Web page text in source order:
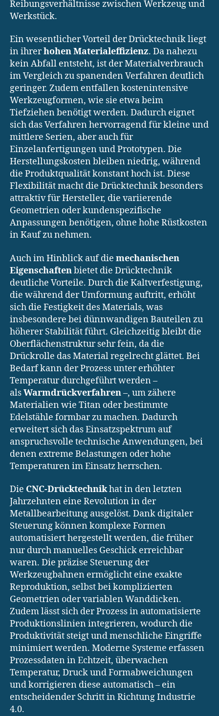
Reibungsverhältnisse zwischen Werkzeug und
Werkstück.
Ein wesentlicher Vorteil der Drücktechnik liegt
in ihrerhohen Materialeffizienz. Da nahezu
kein Abfall entsteht, ist der Materialverbrauch
im Vergleich zu spanenden Verfahren deutlich
geringer. Zudem entfallen kostenintensive
Werkzeugformen, wie sie etwa beim
Tiefziehen benötigt werden. Dadurch eignet
sich das Verfahren hervorragend für kleine und
mittlere Serien, aber auch für
Einzelanfertigungen und Prototypen. Die
Herstellungskosten bleiben niedrig, während
die Produktqualität konstant hoch ist. Diese
Flexibilität macht die Drücktechnik besonders
attraktiv für Hersteller, die variierende
Geometrien oder kundenspezifische
Anpassungen benötigen, ohne hohe Rüstkosten
in Kauf zu nehmen.
Auch im Hinblick auf die mechanischen
Eigenschaftenbietet die Drücktechnik
deutliche Vorteile. Durch die Kaltverfestigung,
die während der Umformung auftritt, erhöht
sich die Festigkeit des Materials, was
insbesondere bei dünnwandigen Bauteilen zu
höherer Stabilität führt. Gleichzeitig bleibt die
Oberflächenstruktur sehr fein, da die
Drückrolle das Material regelrecht glättet. Bei
Bedarf kann der Prozess unter erhöhter
Temperatur durchgeführt werden –
alsWarmdrückverfahren–, um zähere
Materialien wie Titan oder bestimmte
Edelstähle formbar zu machen. Dadurch
erweitert sich das Einsatzspektrum auf
anspruchsvolle technische Anwendungen, bei
denen extreme Belastungen oder hohe
Temperaturen im Einsatz herrschen.
Die CNC-Drücktechnikhat in den letzten
Jahrzehnten eine Revolution in der
Metallbearbeitung ausgelöst. Dank digitaler
Steuerung können komplexe Formen
automatisiert hergestellt werden, die früher
nur durch manuelles Geschick erreichbar
waren. Die präzise Steuerung der
Werkzeugbahnen ermöglicht eine exakte
Reproduktion, selbst bei komplizierten
Geometrien oder variablen Wanddicken.
Zudem lässt sich der Prozess in automatisierte
Produktionslinien integrieren, wodurch die
Produktivität steigt und menschliche Eingriffe
minimiert werden. Moderne Systeme erfassen
Prozessdaten in Echtzeit, überwachen
Temperatur, Druck und Formabweichungen
und korrigieren diese automatisch – ein
entscheidender Schritt in Richtung Industrie
4.0.